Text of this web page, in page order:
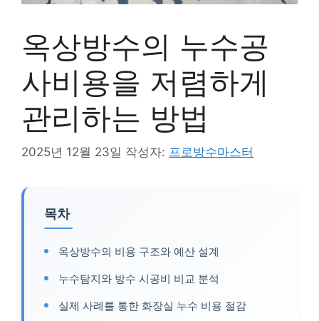
옥상방수의 누수공
사비용을 저렴하게
관리하는 방법
2025년 12월 23일 작성자: 프로방수마스터
목차
옥상방수의 비용 구조와 예산 설계
누수탐지와 방수 시공비 비교 분석
실제 사례를 통한 화장실 누수 비용 절감